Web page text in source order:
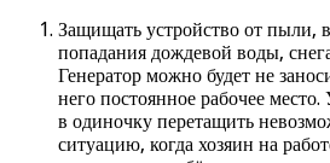
Защищать устройство от пыли,
попадания дождевой воды,
Генератор можно будет не
него постоянное рабочее место.
в одиночку перетащить
ситуацию, когда хозяин на